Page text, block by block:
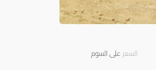
السعر على السوم